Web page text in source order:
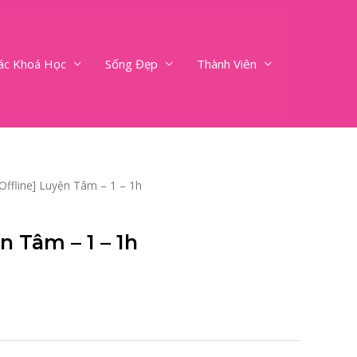
Khoá Học Sống Đẹp Thành Viên
Luyện Tâm – 1 – 1h
Tâm – 1 – 1h